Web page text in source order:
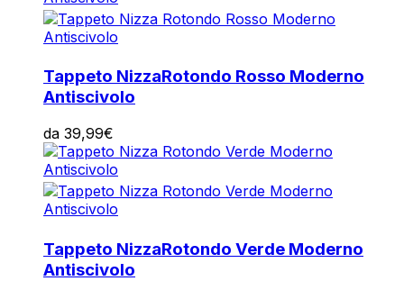
Tappeto NizzaRotondo Rosso Moderno
Antiscivolo
da 39,99€
Tappeto NizzaRotondo Verde Moderno
Antiscivolo